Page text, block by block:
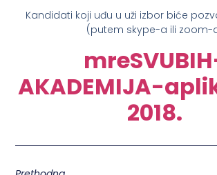
Kandidati koji uđu u uži izbor biće
(putem skype-a ili zoom-
AKADEMIJA-
2018.